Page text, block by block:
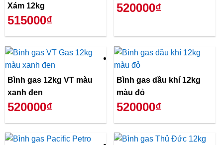
Xám 12kg
515000₫
520000₫
Bình gas 12kg VT màu
xanh đen
520000₫
Bình gas dầu khí 12kg
màu đỏ
520000₫